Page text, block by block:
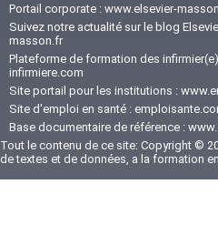
Portail corporate : www.elsevier-
Suivez notre actualité sur le blog
masson.fr
Plateforme de formation des
infirmiere.com
Site portail pour les institutions :
Site d'emploi en santé :
Base documentaire de référence :
Tout le contenu de ce site: Copyright ©
de textes et de données, a la formation